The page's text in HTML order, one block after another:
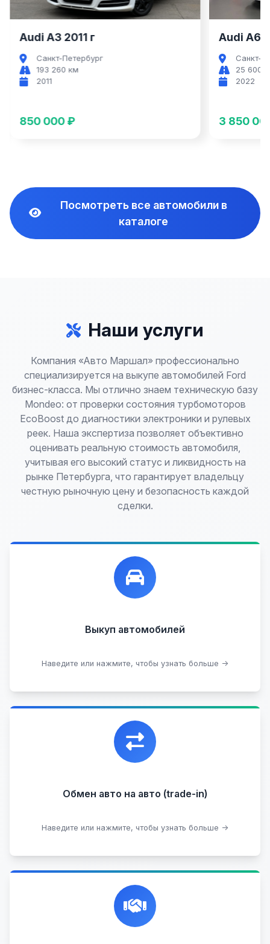
Audi A6 2022 г
Санкт-Петербург
25 600 км
2022
3 850 000 ₽
Audi
69
2021
4 850
Посмотреть все автомобили в
каталоге
Наши услуги
Компания «Авто Маршал» профессионально
специализируется на выкупе автомобилей Ford
бизнес-класса. Мы отлично знаем техническую базу
Mondeo: от проверки состояния турбомоторов
EcoBoost до диагностики электроники и рулевых
реек. Наша экспертиза позволяет объективно
оценивать реальную стоимость автомобиля,
учитывая его высокий статус и ликвидность на
рынке Петербурга, что гарантирует владельцу
честную рыночную цену и безопасность каждой
сделки.
Выкуп автомобилей
Наведите или нажмите, чтобы узнать больше →
Лучшие предложения по выкупу автомобилей,
любых:
Проблемные
Кредитные
В залоге
Узнать стоимость
Обмен авто на авто (trade-in)
Наведите или нажмите, чтобы узнать больше →
Уникальная возможность обменять ваш
автомобиль с доплатой, подобрав вам
подходящий вариант.
Подобрать авто
Честная и профессиональная экспертиза, реклама,
переговоры с клиентами, подготовка документов,
сопровождение сделки.